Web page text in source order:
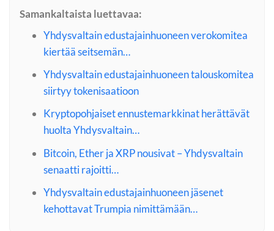
Samankaltaista luettavaa:
Yhdysvaltain edustajainhuoneen verokomitea
kiertää seitsemän…
Yhdysvaltain edustajainhuoneen talouskomitea
siirtyy tokenisaatioon
Kryptopohjaiset ennustemarkkinat herättävät
huolta Yhdysvaltain…
Bitcoin, Ether ja XRP nousivat – Yhdysvaltain
senaatti rajoitti…
Yhdysvaltain edustajainhuoneen jäsenet
kehottavat Trumpia nimittämään…